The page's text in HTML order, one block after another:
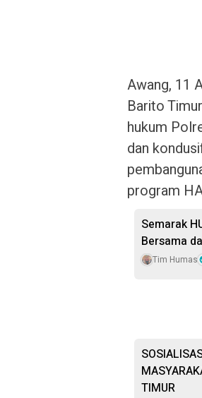
Awang, 11
Barito
hukum
dan
program
Semarak
Bersama
Tim Humas
TIMUR